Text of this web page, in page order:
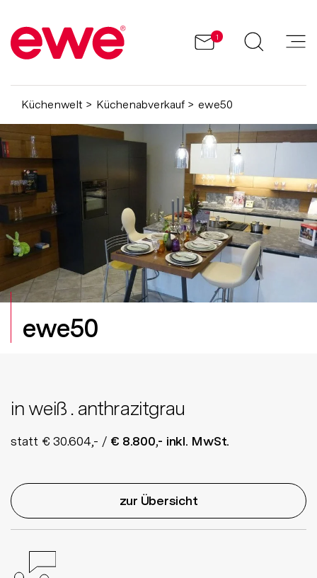
1
Küchenwelt Küchenabverkauf ewe50
ewe50
in weiß . anthrazitgrau
statt € 30.604,- / € 8.800,- inkl. MwSt.
zur Übersicht